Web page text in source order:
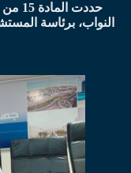
النواب، برئاسة